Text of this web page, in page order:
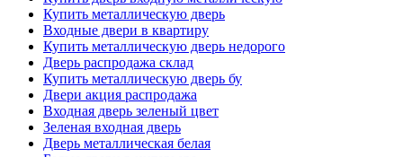
Купить металлическую дверь
Входные двери в квартиру
Купить металлическую дверь недорого
Дверь распродажа склад
Купить металлическую дверь бу
Двери акция распродажа
Входная дверь зеленый цвет
Зеленая входная дверь
Дверь металлическая белая